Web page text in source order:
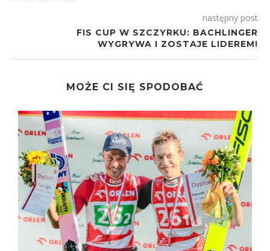
następny post
FIS CUP W SZCZYRKU: BACHLINGER
WYGRYWA I ZOSTAJE LIDEREM!
MOŻE CI SIĘ SPODOBAĆ